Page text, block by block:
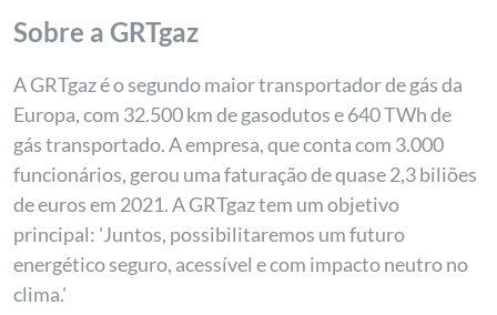
Sobre a GRTgaz
A GRTgaz é o segundo maior transportador de gás da
Europa, com 32.500 km de gasodutos e 640 TWh de
gás transportado. A empresa, que conta com 3.000
funcionários, gerou uma faturação de quase 2,3 biliões
de euros em 2021. A GRTgaz tem um objetivo
principal: 'Juntos, possibilitaremos um futuro
energético seguro, acessível e com impacto neutro no
clima.'